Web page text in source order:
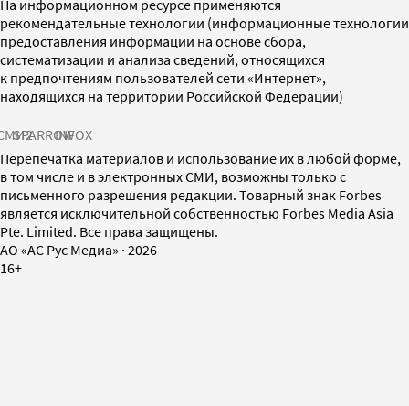
На информационном ресурсе применяются
рекомендательные технологии (информационные технологии
предоставления информации на основе сбора,
систематизации и анализа сведений, относящихся
к предпочтениям пользователей сети «Интернет»,
находящихся на территории Российской Федерации)
SPARROWINFOX
Перепечатка материалов и использование их в любой форме,
в том числе и в электронных СМИ, возможны только с
письменного разрешения редакции. Товарный знак Forbes
является исключительной собственностью Forbes Media Asia
Pte. Limited. Все права защищены.
AO «АС Рус Медиа» · 2026
16+